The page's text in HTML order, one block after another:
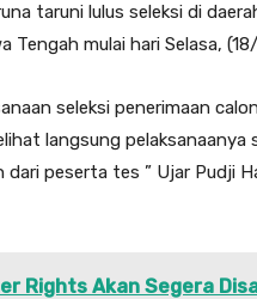
taruni lulus seleksi di
Tengah mulai hari Selasa,
seleksi penerimaan
langsung pelaksanaanya
peserta tes ” Ujar Pudji
Rights Akan Segera